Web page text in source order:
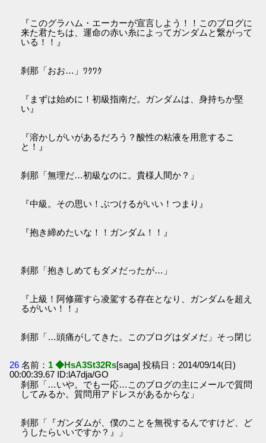
『このグラハム・エーカーが宣言しよう！！このブログに
来た君たちは、運命の赤い糸によってガンダムと繋がって
いる！！』
刹那「おお…」ﾜｸﾜｸ
『まずは始めに！初級指南だ。ガンダムは、身持ちか堅
い』
『溶かしがいがあるだろう？酸性の粘液を用意するこ
と！』
刹那「無理だ…初級なのに。貴様人間か？」
『中級。その思い！ぶつけるがいい！つまり』
『抱き締めたいな！！ガンダム！！』
刹那「抱きしめてもダメだったが…」
『上級！阿修羅すら凌駕する存在となり、ガンダムを超え
るがいい！！』
刹那「…頭痛がしてきた。このブログはダメだ」そっ閉じ
26 名前： 1 ◆HsA3St32Rs[saga] 投稿日：2014/09/14(日)
00:00:39.67 ID:lA7dja/GO
刹那「…いや。でも一応…このブログの主にメールで質問
してみるか。質問用アドレスがあるからな」
刹那「『ガンダムが、僕のことを無視するんですけど、ど
うしたらいいですか？』」